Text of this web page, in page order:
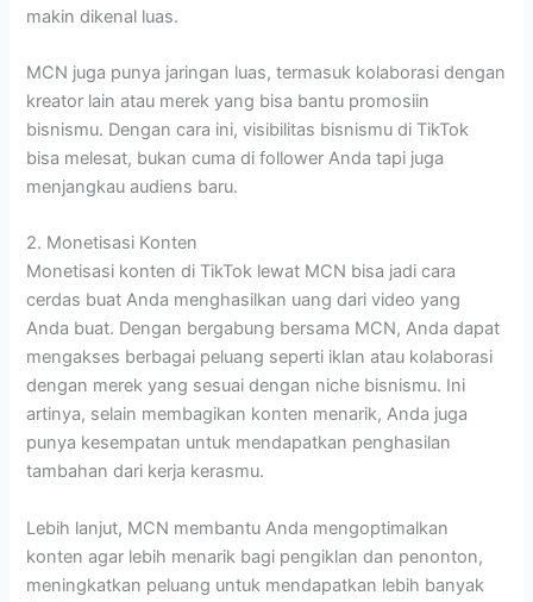
makin dikenal luas.
MCN juga punya jaringan luas, termasuk kolaborasi dengan
kreator lain atau merek yang bisa bantu promosiin
bisnismu. Dengan cara ini, visibilitas bisnismu di TikTok
bisa melesat, bukan cuma di follower Anda tapi juga
menjangkau audiens baru.
2. Monetisasi Konten
Monetisasi konten di TikTok lewat MCN bisa jadi cara
cerdas buat Anda menghasilkan uang dari video yang
Anda buat. Dengan bergabung bersama MCN, Anda dapat
mengakses berbagai peluang seperti iklan atau kolaborasi
dengan merek yang sesuai dengan niche bisnismu. Ini
artinya, selain membagikan konten menarik, Anda juga
punya kesempatan untuk mendapatkan penghasilan
tambahan dari kerja kerasmu.
Lebih lanjut, MCN membantu Anda mengoptimalkan
konten agar lebih menarik bagi pengiklan dan penonton,
meningkatkan peluang untuk mendapatkan lebih banyak